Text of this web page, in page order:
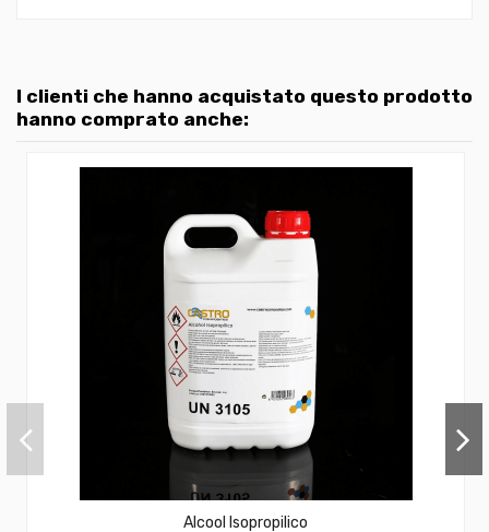
I clienti che hanno acquistato questo prodotto
hanno comprato anche:
Alcool Isopropilico